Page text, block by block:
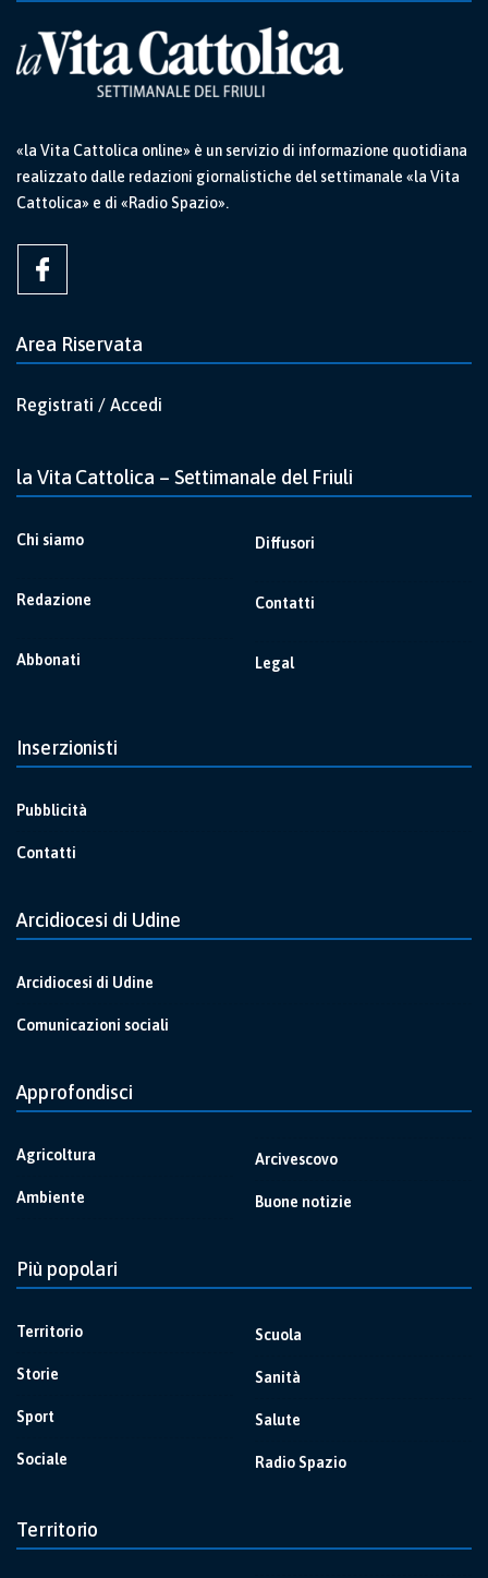
«la Vita Cattolica online» è un servizio di informazione quotidiana
realizzato dalle redazioni giornalistiche del settimanale «la Vita
Cattolica» e di «Radio Spazio».
Area Riservata
Registrati / Accedi
la Vita Cattolica – Settimanale del Friuli
Chi siamo
Redazione
Abbonati
Diffusori
Contatti
Legal
Inserzionisti
Pubblicità
Contatti
Arcidiocesi di Udine
Arcidiocesi di Udine
Comunicazioni sociali
Approfondisci
Agricoltura
Ambiente
Arcivescovo
Buone notizie
Più popolari
Territorio
Storie
Sport
Sociale
Scuola
Sanità
Salute
Radio Spazio
Territorio